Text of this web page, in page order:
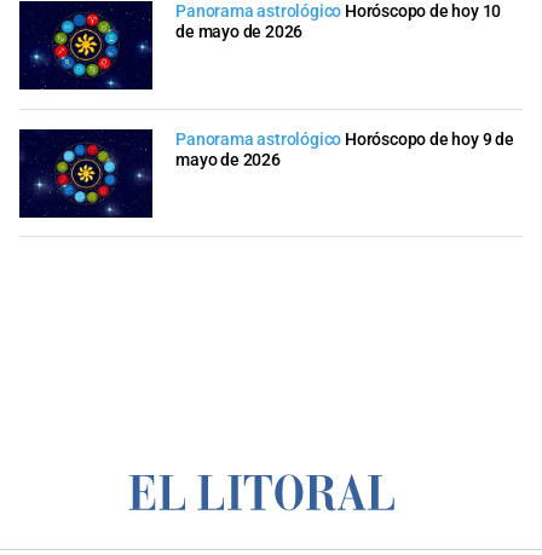
Panorama astrológico Horóscopo de hoy 10
de mayo de 2026
Panorama astrológico Horóscopo de hoy 9 de
mayo de 2026